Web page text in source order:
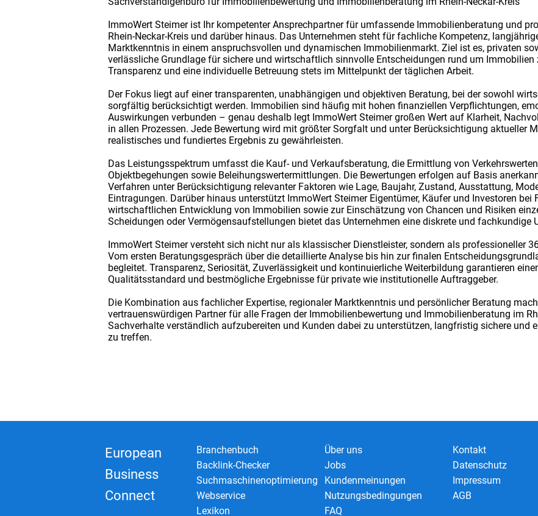
ImmoWert Steimer ist Ihr kompetenter Ansprechpartner für umfassende Immobilienberatung und
Rhein-Neckar-Kreis und darüber hinaus. Das Unternehmen steht für fachliche Kompetenz,
Marktkenntnis in einem anspruchsvollen und dynamischen Immobilienmarkt. Ziel ist es, privaten
verlässliche Grundlage für sichere und wirtschaftlich sinnvolle Entscheidungen rund um Immobilien
Transparenz und eine individuelle Betreuung stets im Mittelpunkt der täglichen Arbeit.
Der Fokus liegt auf einer transparenten, unabhängigen und objektiven Beratung, bei der sowohl
sorgfältig berücksichtigt werden. Immobilien sind häufig mit hohen finanziellen Verpflichtungen,
Auswirkungen verbunden – genau deshalb legt ImmoWert Steimer großen Wert auf Klarheit,
in allen Prozessen. Jede Bewertung wird mit größter Sorgfalt und unter Berücksichtigung aktueller
realistisches und fundiertes Ergebnis zu gewährleisten.
Das Leistungsspektrum umfasst die Kauf- und Verkaufsberatung, die Ermittlung von
Objektbegehungen sowie Beleihungswertermittlungen. Die Bewertungen erfolgen auf Basis
Verfahren unter Berücksichtigung relevanter Faktoren wie Lage, Baujahr, Zustand, Ausstattung,
Eintragungen. Darüber hinaus unterstützt ImmoWert Steimer Eigentümer, Käufer und Investoren bei
wirtschaftlichen Entwicklung von Immobilien sowie zur Einschätzung von Chancen und Risiken
Scheidungen oder Vermögensaufstellungen bietet das Unternehmen eine diskrete und fachkundige
ImmoWert Steimer versteht sich nicht nur als klassischer Dienstleister, sondern als professioneller
Vom ersten Beratungsgespräch über die detaillierte Analyse bis hin zur finalen
begleitet. Transparenz, Seriosität, Zuverlässigkeit und kontinuierliche Weiterbildung garantieren
Qualitätsstandard und bestmögliche Ergebnisse für private wie institutionelle Auftraggeber.
Die Kombination aus fachlicher Expertise, regionaler Marktkenntnis und persönlicher Beratung
vertrauenswürdigen Partner für alle Fragen der Immobilienbewertung und Immobilienberatung im
Sachverhalte verständlich aufzubereiten und Kunden dabei zu unterstützen, langfristig sichere und
zu treffen.
European
Business
Connect
Branchenbuch
Backlink-Checker
Suchmaschinenoptimierung
Webservice
Lexikon
Über uns
Jobs
Kundenmeinungen
Nutzungsbedingungen
FAQ
Kontakt
Datenschutz
Impressum
AGB